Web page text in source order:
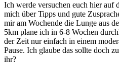
Ich werde versuchen euch hier auf
mich über Tipps und gute
mir am Wochende die Lunge aus
5km plane ich in 6-8 Wochen
der Zeit nur einfach in einem
Pause. Ich glaube das sollte doch
ihr?